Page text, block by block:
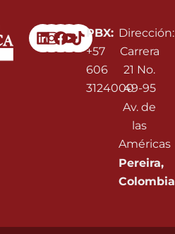
Linkedin
Instagram
Facebook
Youtube
PBX:
+57
606
3124000
Dirección:
Carrera
21 No.
49-95
Av. de
las
Américas
Pereira,
Colombia